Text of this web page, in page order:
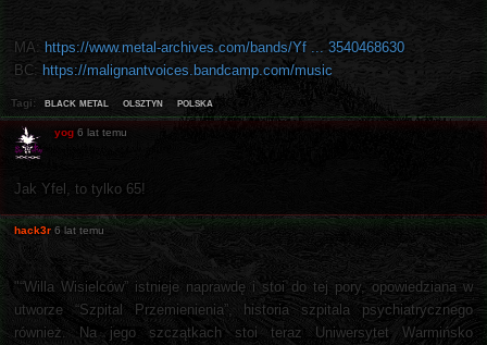
MA: https://www.metal-archives.com/bands/Yf ... 3540468630
BC: https://malignantvoices.bandcamp.com/music
Tagi: black metal olsztyn polska
yog 6 lat temu
Jak Yfel, to tylko 65!
hack3r 6 lat temu
"“Willa Wisielców” istnieje naprawdę i stoi do tej pory, opowiedziana w
utworze “Szpital Przemienienia”, historia szpitala psychiatrycznego
również. Na jego szczątkach stoi teraz Uniwersytet Warmińsko